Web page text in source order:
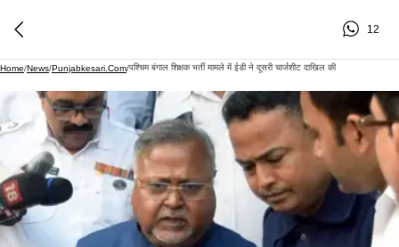
12
Home/News/Punjabkesari.com/पश्चिम बंगाल शिक्षक भर्ती मामले में ईडी ने दूसरी चार्जशीट दाखिल की